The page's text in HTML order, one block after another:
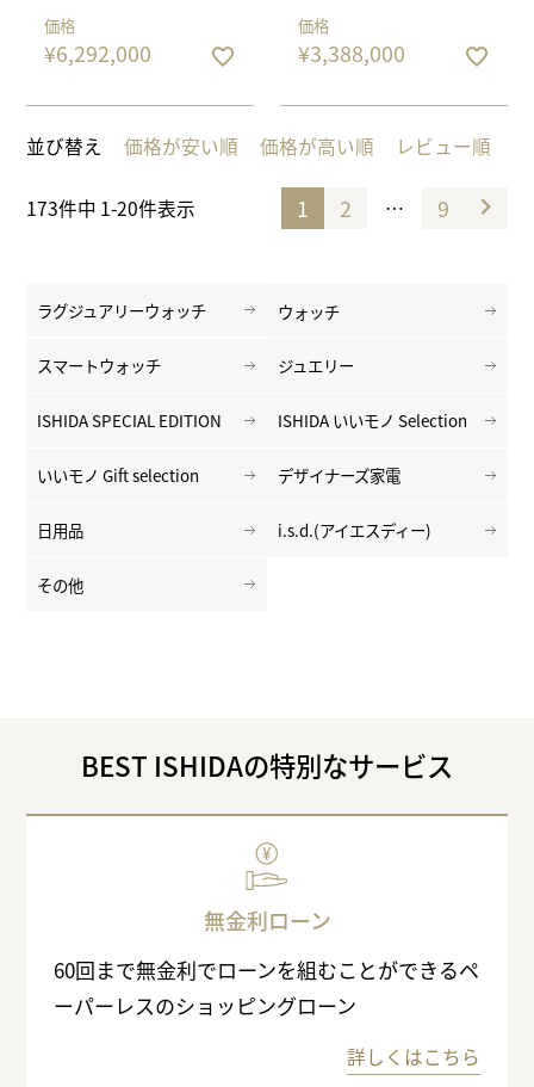
ラグジュアリーウォッチ ウォッチ
スマートウォッチ ジュエリー
ISHIDA SPECIAL EDITION ISHIDA いいモノ Selection
いいモノ Gift selection デザイナーズ家電
日用品 i.s.d.(アイエスディー)
その他
価格
¥6,292,000
価格
¥3,388,000
並び替え 価格が安い順 価格が高い順 レビュー順
173件中 1-20件表示 1 2 … 9
BEST ISHIDAの特別なサービス
無金利ローン
60回まで無金利でローンを組むことができるペ
ーパーレスのショッピングローン
詳しくはこちら